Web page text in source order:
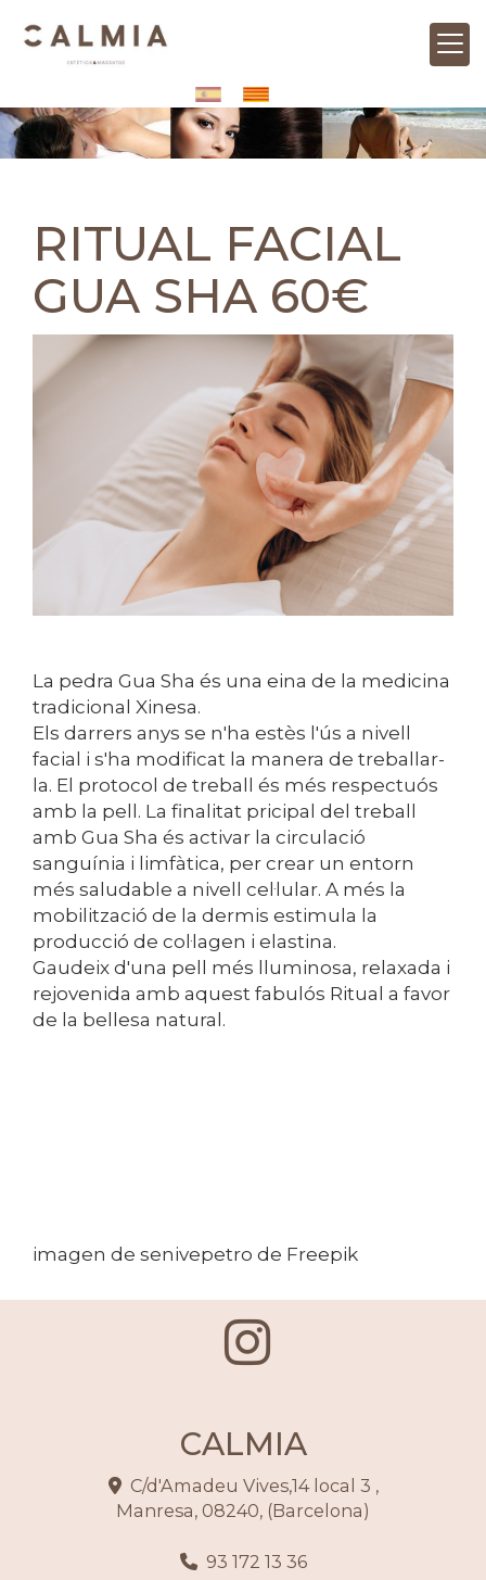
RITUAL FACIAL
GUA SHA 60€
La pedra Gua Sha és una eina de la medicina
tradicional Xinesa.
Els darrers anys se n'ha estès l'ús a nivell
facial i s'ha modificat la manera de treballar-
la. El protocol de treball és més respectuós
amb la pell. La finalitat pricipal del treball
amb Gua Sha és activar la circulació
sanguínia i limfàtica, per crear un entorn
més saludable a nivell cel·lular. A més la
mobilització de la dermis estimula la
producció de col·lagen i elastina.
Gaudeix d'una pell més lluminosa, relaxada i
rejovenida amb aquest fabulós Ritual a favor
de la bellesa natural.
imagen de senivepetro de Freepik
CALMIA
C/d'Amadeu Vives,14 local 3 ,
Manresa, 08240, (Barcelona)
93 172 13 36